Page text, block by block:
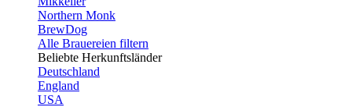
Northern Monk
BrewDog
Alle Brauereien filtern
Beliebte Herkunftsländer
Deutschland
England
USA